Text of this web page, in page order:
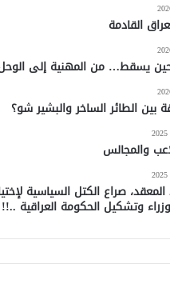
القادمة
حين يسقط… من المهنية إلى
بين الطائر الساخر والبشير شو؟
والمجالس
صراع الكتل السياسية
وتشكيل الحكومة العراقية ..!!